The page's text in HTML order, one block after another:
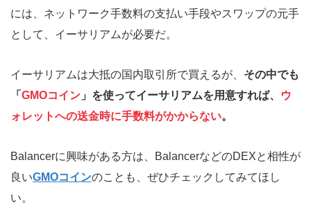
には、ネットワーク手数料の支払い手段やスワップの元手
として、イーサリアムが必要だ。
イーサリアムは大抵の国内取引所で買えるが、 その中でも
「 GMOコイン 」を使ってイーサリアムを用意すれば、
ウ
ォレットへの送金時に手数料がかからない。
Balancerに興味がある方は、BalancerなどのDEXと相性が
良いGMOコインのことも、ぜひチェックしてみてほし
い。